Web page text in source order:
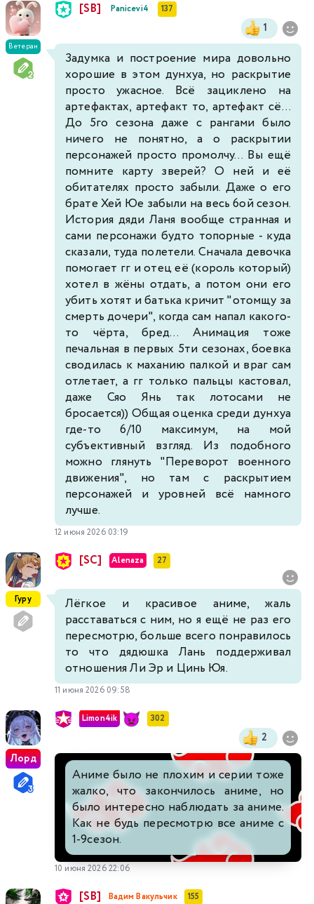
Ветеран
[SB] Panicevi4 137
1
Задумка и построение мира довольно
хорошие в этом дунхуа, но раскрытие
просто ужасное. Всё зациклено на
артефактах, артефакт то, артефакт сё...
До 5го сезона даже с рангами было
ничего не понятно, а о раскрытии
персонажей просто промолчу... Вы ещё
помните карту зверей? О ней и её
обитателях просто забыли. Даже о его
брате Хей Юе забыли на весь 6ой сезон.
История дяди Ланя вообще странная и
сами персонажи будто топорные - куда
сказали, туда полетели. Сначала девочка
помогает гг и отец её (король который)
хотел в жёны отдать, а потом они его
убить хотят и батька кричит "отомщу за
смерть дочери", когда сам напал какого-
то чёрта, бред... Анимация тоже
печальная в первых 5ти сезонах, боевка
сводилась к маханию палкой и враг сам
отлетает, а гг только пальцы кастовал,
даже Сяо Янь так лотосами не
бросается)) Общая оценка среди дунхуа
где-то 6/10 максимум, на мой
субъективный взгляд. Из подобного
можно глянуть "Переворот военного
движения", но там с раскрытием
персонажей и уровней всё намного
лучше.
12 июня 2026 03:19
Гуру
[SC] Alenaza 27
Лёгкое и красивое аниме, жаль
расставаться с ним, но я ещё не раз его
пересмотрю, больше всего понравилось
то что дядюшка Лань поддерживал
отношения Ли Эр и Цинь Юя.
11 июня 2026 09:58
Лорд
Limon4ik 302
2
Аниме было не плохим и серии тоже
жалко, что закончилось аниме, но
было интересно наблюдать за аниме.
Как не будь пересмотрю все аниме с
1-9сезон.
10 июня 2026 22:06
[SB] Вадим Вакульчик 155